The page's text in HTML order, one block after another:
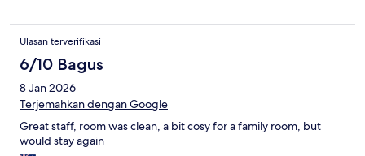
Ulasan terverifikasi
6/10 Bagus
8 Jan 2026
Terjemahkan dengan Google
Great staff, room was clean, a bit cosy for a family room, but
would stay again